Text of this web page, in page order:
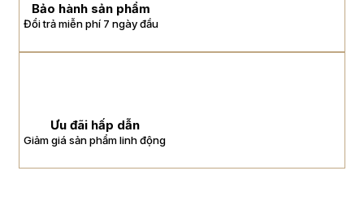
Bảo hành sản phẩm
Đổi trả miễn phí 7 ngày đầu
Ưu đãi hấp dẫn
Giảm giá sản phẩm linh động